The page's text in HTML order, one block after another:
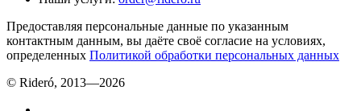
Предоставляя персональные данные по указанным
контактным данным, вы даёте своё согласие на условиях,
определенных Политикой обработки персональных данных
© Rideró, 2013—2026